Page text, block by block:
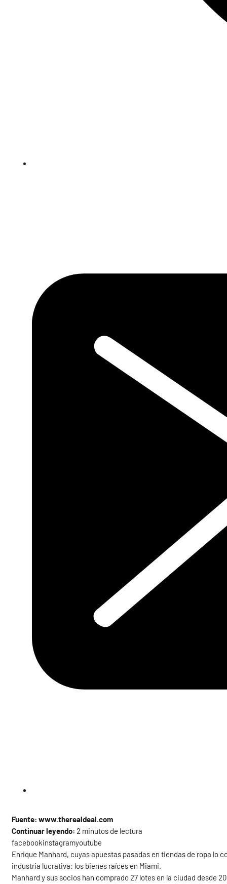
Fuente: www.therealdeal.com
Continuar leyendo: 2 minutos de lectura
facebookinstagramyoutube
Enrique Manhard, cuyas apuestas pasadas en tiendas de ropa lo
industria lucrativa: los bienes raíces en Miami.
Manhard y sus socios han comprado 27 lotes en la ciudad desde